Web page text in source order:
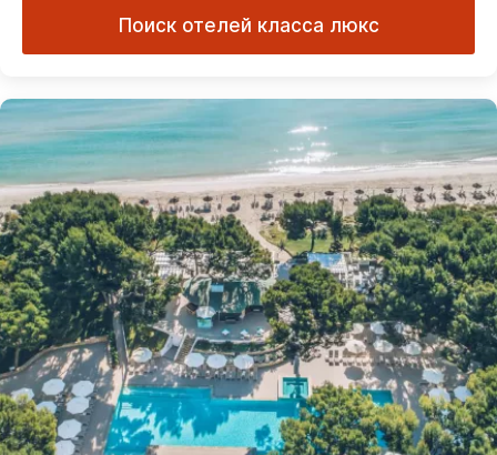
Поиск отелей класса люкс